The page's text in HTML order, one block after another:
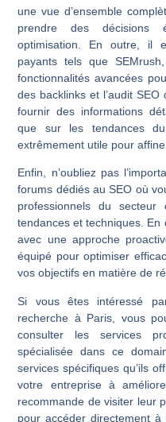
une vue d’ensemble
prendre des décisions
optimisation. En outre, il
payants tels que
fonctionnalités avancées
des backlinks et l’audit
fournir des informations
que sur les tendances
extrêmement utile pour
Enfin, n’oubliez pas
forums dédiés au SEO où
professionnels du
tendances et techniques.
avec une approche
équipé pour optimiser
vos objectifs en matière de
Si vous êtes intéressé
recherche à Paris, vous
consulter les services
spécialisée dans ce
services spécifiques qu’ils
votre entreprise à
recommande de visiter leur
pour accéder directement